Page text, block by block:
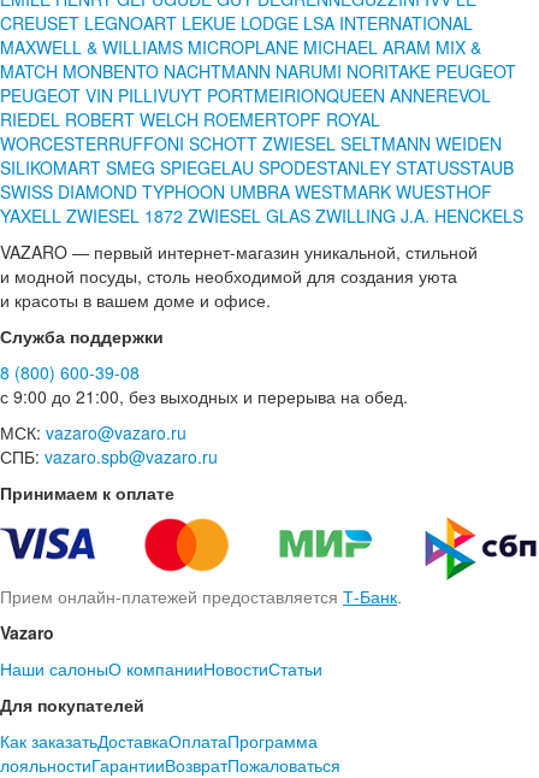
CREUSET LEGNOART LEKUE LODGE LSA INTERNATIONAL
MAXWELL & WILLIAMS MICROPLANE MICHAEL ARAM MIX &
MATCH MONBENTO NACHTMANN NARUMI NORITAKE PEUGEOT
PEUGEOT VIN PILLIVUYT PORTMEIRIONQUEEN ANNEREVOL
RIEDEL ROBERT WELCH ROEMERTOPF ROYAL
WORCESTERRUFFONI SCHOTT ZWIESEL SELTMANN WEIDEN
SILIKOMART SMEG SPIEGELAU SPODESTANLEY STATUSSTAUB
SWISS DIAMOND TYPHOON UMBRA WESTMARK WUESTHOF
YAXELL ZWIESEL 1872 ZWIESEL GLAS ZWILLING J.A. HENCKELS
VAZARO — первый интернет-магазин уникальной, стильной
и модной посуды, столь необходимой для создания уюта
и красоты в вашем доме и офисе.
Служба поддержки
8 (800) 600-39-08
с 9:00 до 21:00, без выходных и перерыва на обед.
МСК: vazaro@vazaro.ru
СПБ: vazaro.spb@vazaro.ru
Принимаем к оплате
Прием онлайн-платежей предоставляется Т-Банк.
Vazaro
Наши салоныО компанииНовостиСтатьи
Для покупателей
Как заказатьДоставкаОплатаПрограмма
лояльностиГарантииВозвратПожаловаться